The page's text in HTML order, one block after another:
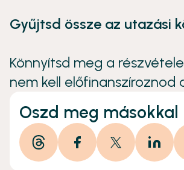
Gyűjtsd össze az utazási
Könnyítsd meg a
nem kell
Oszd meg másokkal